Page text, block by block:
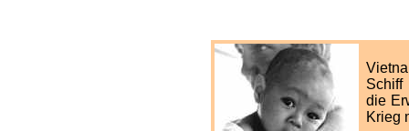
Schiff
die
Krieg